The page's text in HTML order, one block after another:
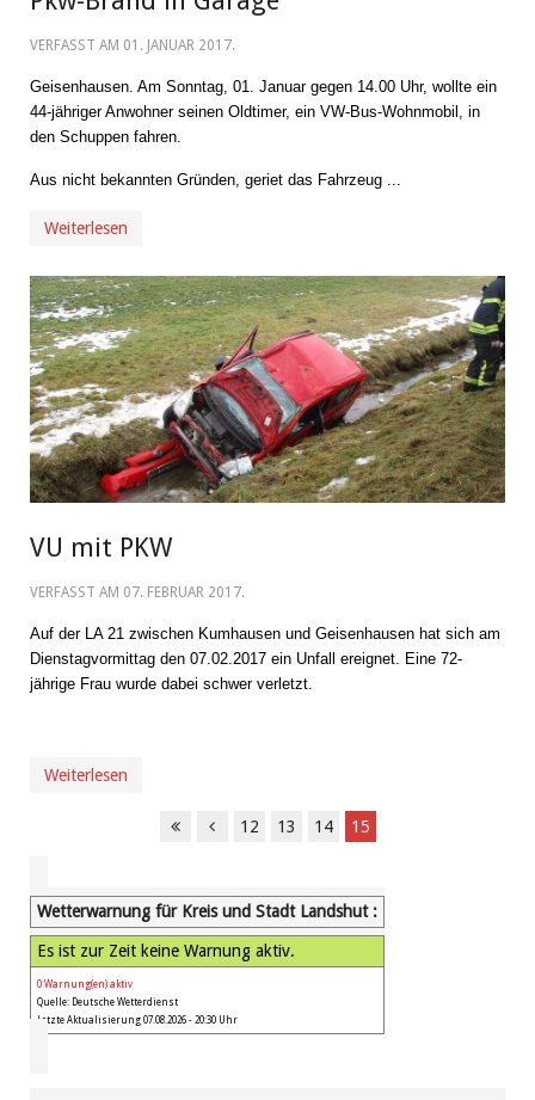
VERFASST AM 01. JANUAR 2017.
Geisenhausen. Am Sonntag, 01. Januar gegen 14.00 Uhr, wollte ein
44-jähriger Anwohner seinen Oldtimer, ein VW-Bus-Wohnmobil, in
den Schuppen fahren.
Aus nicht bekannten Gründen, geriet das Fahrzeug ...
Weiterlesen
VU mit PKW
VERFASST AM 07. FEBRUAR 2017.
Auf der LA 21 zwischen Kumhausen und Geisenhausen hat sich am
Dienstagvormittag den 07.02.2017 ein Unfall ereignet. Eine 72-
jährige Frau wurde dabei schwer verletzt.
Weiterlesen
12 13 14 15
Wetterwarnung für Kreis und Stadt Landshut :
Es ist zur Zeit keine Warnung aktiv.
0 Warnung(en) aktiv
Quelle: Deutsche Wetterdienst
Letzte Aktualisierung 07.08.2026 - 20:30 Uhr